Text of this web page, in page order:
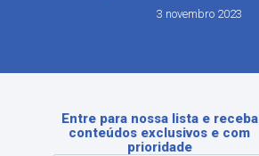
3 novembro 2023
Entre para nossa lista e receba
conteúdos exclusivos e com
prioridade